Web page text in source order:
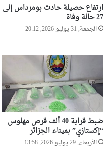
ارتفاع حصيلة حادث بومرداس إلى
27 حالة وفاة
الجمعة, 31 يوليو 2026, 20:12
ضبط قرابة 40 ألف قرص مهلوس
“إكستازي” بميناء الجزائر
الأربعاء, 29 يوليو 2026, 13:58